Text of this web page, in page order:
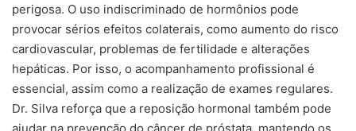
perigosa. O uso indiscriminado de hormônios pode
provocar sérios efeitos colaterais, como aumento do risco
cardiovascular, problemas de fertilidade e alterações
hepáticas. Por isso, o acompanhamento profissional é
essencial, assim como a realização de exames regulares.
Dr. Silva reforça que a reposição hormonal também pode
ajudar na prevenção do câncer de próstata, mantendo os